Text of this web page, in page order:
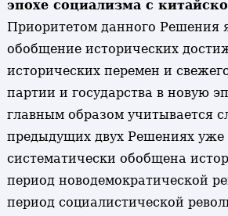
эпохе социализма с
Приоритетом данного Решения
обобщение исторических
исторических перемен и
партии и государства в новую
главным образом учитывается
предыдущих двух Решениях уже
систематически обобщена
период новодемократической
период социалистической